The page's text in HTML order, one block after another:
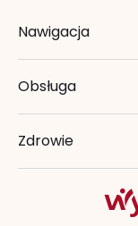
Nawigacja
Obsługa
Zdrowie